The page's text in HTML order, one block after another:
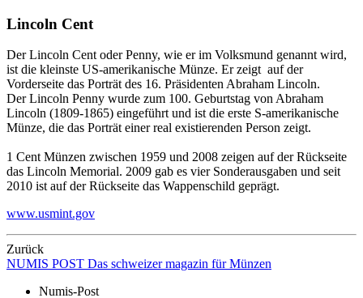
Lincoln Cent
Der Lincoln Cent oder Penny, wie er im Volksmund genannt wird,
ist die kleinste US-amerikanische Münze. Er zeigt auf der
Vorderseite das Porträt des 16. Präsidenten Abraham Lincoln.
Der Lincoln Penny wurde zum 100. Geburtstag von Abraham
Lincoln (1809-1865) eingeführt und ist die erste S-amerikanische
Münze, die das Porträt einer real existierenden Person zeigt.
1 Cent Münzen zwischen 1959 und 2008 zeigen auf der Rückseite
das Lincoln Memorial. 2009 gab es vier Sonderausgaben und seit
2010 ist auf der Rückseite das Wappenschild geprägt.
www.usmint.gov
Zurück
NUMIS POST Das schweizer magazin für Münzen
Numis-Post